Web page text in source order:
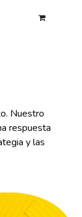
Nuestro
respuesta
y las